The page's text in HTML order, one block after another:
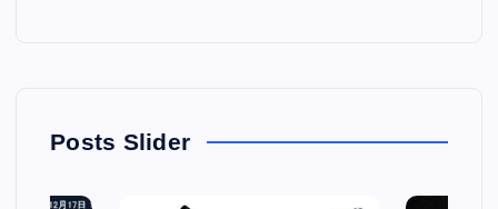
Posts Slider